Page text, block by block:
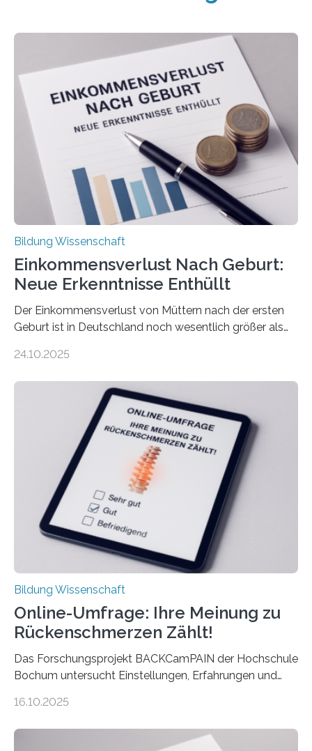
Bildung Wissenschaft
Einkommensverlust Nach Geburt:
Neue Erkenntnisse Enthüllt
Der Einkommensverlust von Müttern nach der ersten
Geburt ist in Deutschland noch wesentlich größer als
nach der Geburt durchschnittlich fast 30.000 Euro
langfristigen Auswirkungen auf Karriere und die spätere
Rente. Bisherige Schätzungen lagen bei rund 20.000
Euro und damit etwa 30 Prozent zu niedrig. Zu diesem
Ergebnis kommt eine neue Studie des ZEW Mannheim
mit der Universität Tilburg. „Werden Frauen unter 30
Jahren erstmals…
24.10.2025
Bildung Wissenschaft
Online-Umfrage: Ihre Meinung zu
Rückenschmerzen Zählt!
Das Forschungsprojekt BACKCamPAIN der Hochschule
Bochum untersucht Einstellungen, Erfahrungen und
gehören zu den häufigsten gesundheitlichen
Rückenschmerzen denken und welche Erfahrungen sie
16.10.2025